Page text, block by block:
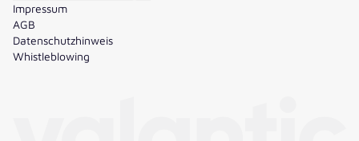
Impressum
AGB
Datenschutzhinweis
Whistleblowing